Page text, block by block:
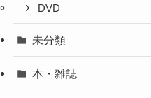
DVD
未分類
本・雑誌